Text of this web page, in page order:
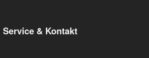
Service & Kontakt